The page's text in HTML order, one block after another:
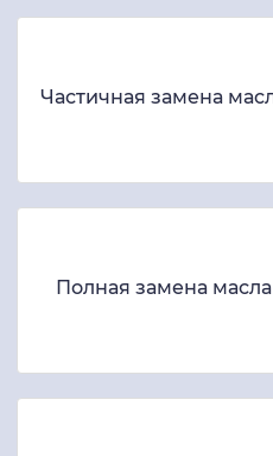
Частичная замена
Полная замена